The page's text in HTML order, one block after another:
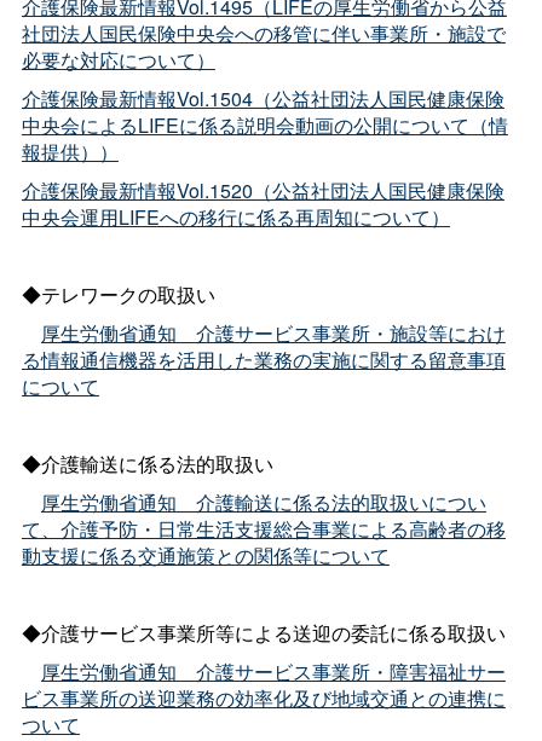
介護保険最新情報Vol.1495（LIFEの厚生労働省から公益
社団法人国民保険中央会への移管に伴い事業所・施設で
必要な対応について）
介護保険最新情報Vol.1504（公益社団法人国民健康保険
中央会によるLIFEに係る説明会動画の公開について（情
報提供））
介護保険最新情報Vol.1520（公益社団法人国民健康保険
中央会運用LIFEへの移行に係る再周知について）
◆テレワークの取扱い
厚生労働省通知＿介護サービス事業所・施設等におけ
る情報通信機器を活用した業務の実施に関する留意事項
について
◆介護輸送に係る法的取扱い
厚生労働省通知＿介護輸送に係る法的取扱いについ
て、介護予防・日常生活支援総合事業による高齢者の移
動支援に係る交通施策との関係等について
◆介護サービス事業所等による送迎の委託に係る取扱い
厚生労働省通知＿介護サービス事業所・障害福祉サー
ビス事業所の送迎業務の効率化及び地域交通との連携に
ついて